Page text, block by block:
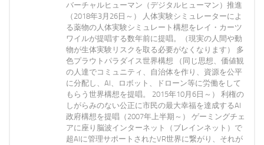
バーチャルヒューマン（デジタルヒューマン）推進
（2018年3月26日～） 人体実験シミュレーターによ
る薬物の人体実験シミュレート構想をレイ・カーツ
ワイルが提唱する数年前に提唱。（現実の人間や動
物が生体実験リスクを取る必要がなくなります） 多
色プラウトパラダイス世界構想 （同じ思想、価値観
の人達でコミュニティ、自治体を作り、資源を公平
に分配し、AI、ロボット、ドローン等に労働をして
もらう世界構想を提唱。 2015年10月6日～） 利権の
しがらみのない公正に市民の最大幸福を達成するAI
政府構想を提唱（2007年上半期～） ゲーミングチェ
アに座り脳波インターネット（ブレインネット）で
超AIに管理サポートされたVR世界に繋がり、それが